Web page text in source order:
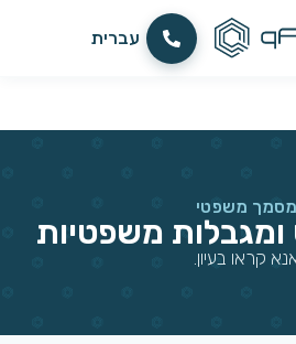
עברית
English
מסמך משפטי
ומגבלות משפטיות
קראו בעיון.